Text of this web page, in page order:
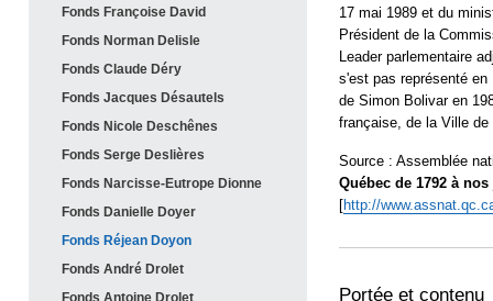
Fonds Françoise David
Fonds Norman Delisle
Fonds Claude Déry
Fonds Jacques Désautels
Fonds Nicole Deschênes
Fonds Serge Deslières
Fonds Narcisse-Eutrope Dionne
Fonds Danielle Doyer
Fonds Réjean Doyon
Fonds André Drolet
Fonds Antoine Drolet
17 mai 1989 et du
Président de la
Leader parlementaire
s'est pas représenté
de Simon Bolivar en
française, de la Ville
Source : Assemblée
Québec de 1792 à
[http://
Portée et contenu